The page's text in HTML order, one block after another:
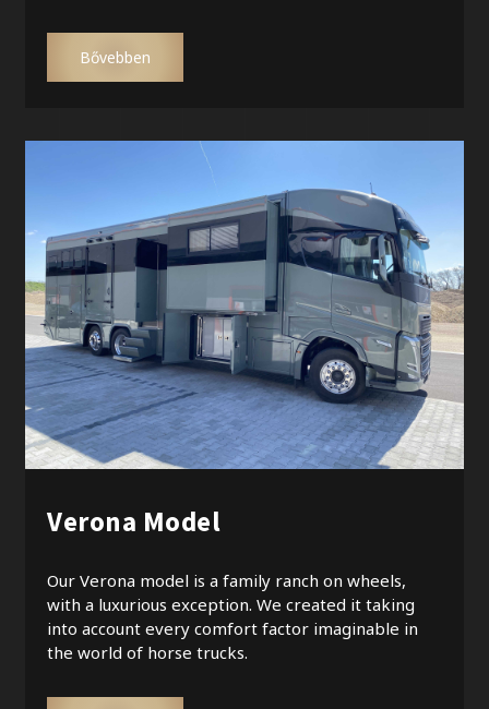
Bővebben
Verona Model
Our Verona model is a family ranch on wheels,
with a luxurious exception. We created it taking
into account every comfort factor imaginable in
the world of horse trucks.